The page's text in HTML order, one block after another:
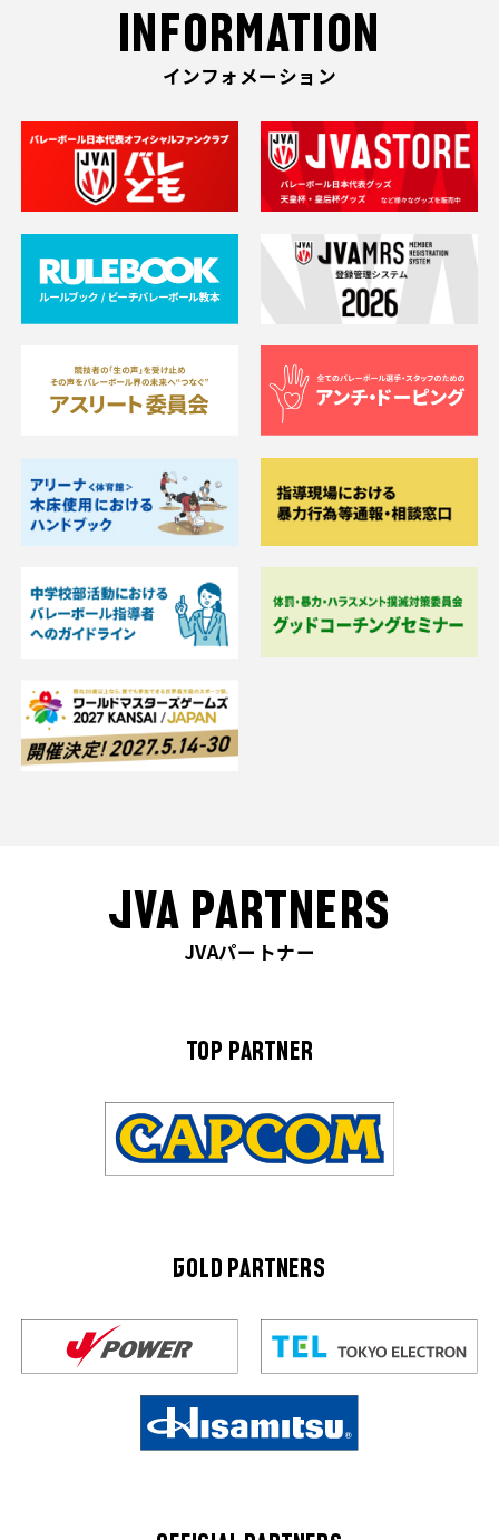
INFORMATION
インフォメーション
JVA PARTNERS
JVAパートナー
TOP PARTNER
GOLD PARTNERS